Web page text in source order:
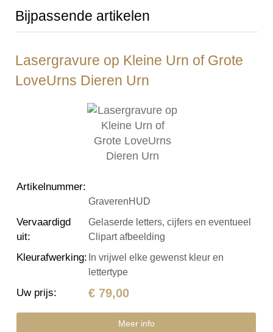
Bijpassende artikelen
Lasergravure op Kleine Urn of Grote
LoveUrns Dieren Urn
Artikelnummer:
GraverenHUD
Vervaardigd
uit:
Gelaserde letters, cijfers en eventueel
Clipart afbeelding
Kleurafwerking: In vrijwel elke gewenst kleur en
lettertype
Uw prijs: € 79,00
Meer info